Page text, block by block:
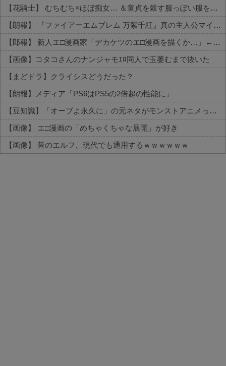
【花騎士】 むちむち×ほぼ痴女… ＆童貞を穀す服っぽい服をきたホウオウボクへの反応！！！
【朗報】 『ファイアーエムブレム 万紫千紅』真の主人公マイユニはキャラメイクが可能
【郎報】 新人エ□漫画家「デカケツのエ□漫画を描くか…」←1000万円稼いでしまう
【画像】コタコさんのナンジャモｴﾛ同人で玉萎むまで抜いた
【まどドラ】クライシスどうだった？
【朗報】メディア「PS6はPS5の2倍超の性能に」
【豆知識】「オーブよ永久に」の元ネタがモンストアニメってマジ！？
【画像】 エ□漫画の「めちゃくちゃな展開」が好き
【画像】 昔のエルフ、現代でも通用するｗｗｗｗｗｗ